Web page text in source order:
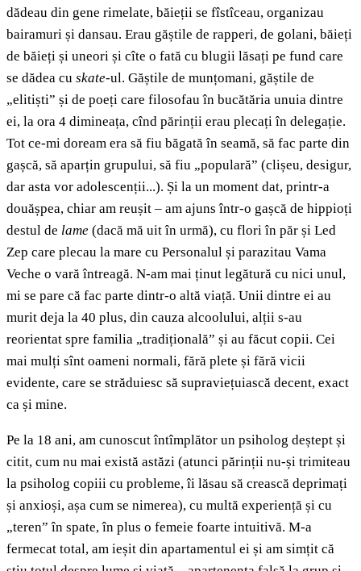
dădeau din gene rimelate, băieții se fîstîceau, organizau
bairamuri și dansau. Erau găștile de rapperi, de golani, băieți
de băieți și uneori și cîte o fată cu blugii lăsați pe fund care
se dădea cu skate-ul. Găștile de munțomani, găștile de
„elitiști” și de poeți care filosofau în bucătăria unuia dintre
ei, la ora 4 dimineața, cînd părinții erau plecați în delegație.
Tot ce-mi doream era să fiu băgată în seamă, să fac parte din
gașcă, să aparțin grupului, să fiu „populară” (clișeu, desigur,
dar asta vor adolescenții...). Și la un moment dat, printr-a
douășpea, chiar am reușit – am ajuns într-o gașcă de hippioți
destul de lame (dacă mă uit în urmă), cu flori în păr și Led
Zep care plecau la mare cu Personalul și parazitau Vama
Veche o vară întreagă. N-am mai ținut legătură cu nici unul,
mi se pare că fac parte dintr-o altă viață. Unii dintre ei au
murit deja la 40 plus, din cauza alcoolului, alții s-au
reorientat spre familia „tradițională” și au făcut copii. Cei
mai mulți sînt oameni normali, fără plete și fără vicii
evidente, care se străduiesc să supraviețuiască decent, exact
ca și mine.
Pe la 18 ani, am cunoscut întîmplător un psiholog deștept și
citit, cum nu mai există astăzi (atunci părinții nu-și trimiteau
la psiholog copiii cu probleme, îi lăsau să crească deprimați
și anxioși, așa cum se nimerea), cu multă experiență și cu
„teren” în spate, în plus o femeie foarte intuitivă. M-a
fermecat total, am ieșit din apartamentul ei și am simțit că